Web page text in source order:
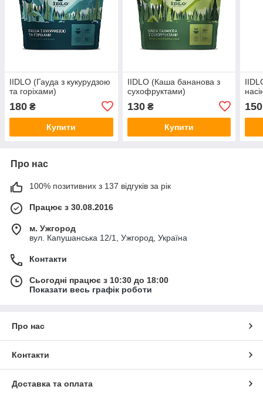
IIDLO (Гауда з кукурудзою
та горіхами)
180 ₴
Купити
IIDLO (Каша бананова з
сухофруктами)
130₴
Купити
150
Про нас
100% позитивних з 137 відгуків за рік
Працює з 30.08.2016
м. Ужгород
вул. Капушанська 12/1, Ужгород, Україна
Контакти
Сьогодні працює з 10:30 до 18:00
Показати весь графік роботи
Про нас
Контакти
Доставка та оплата